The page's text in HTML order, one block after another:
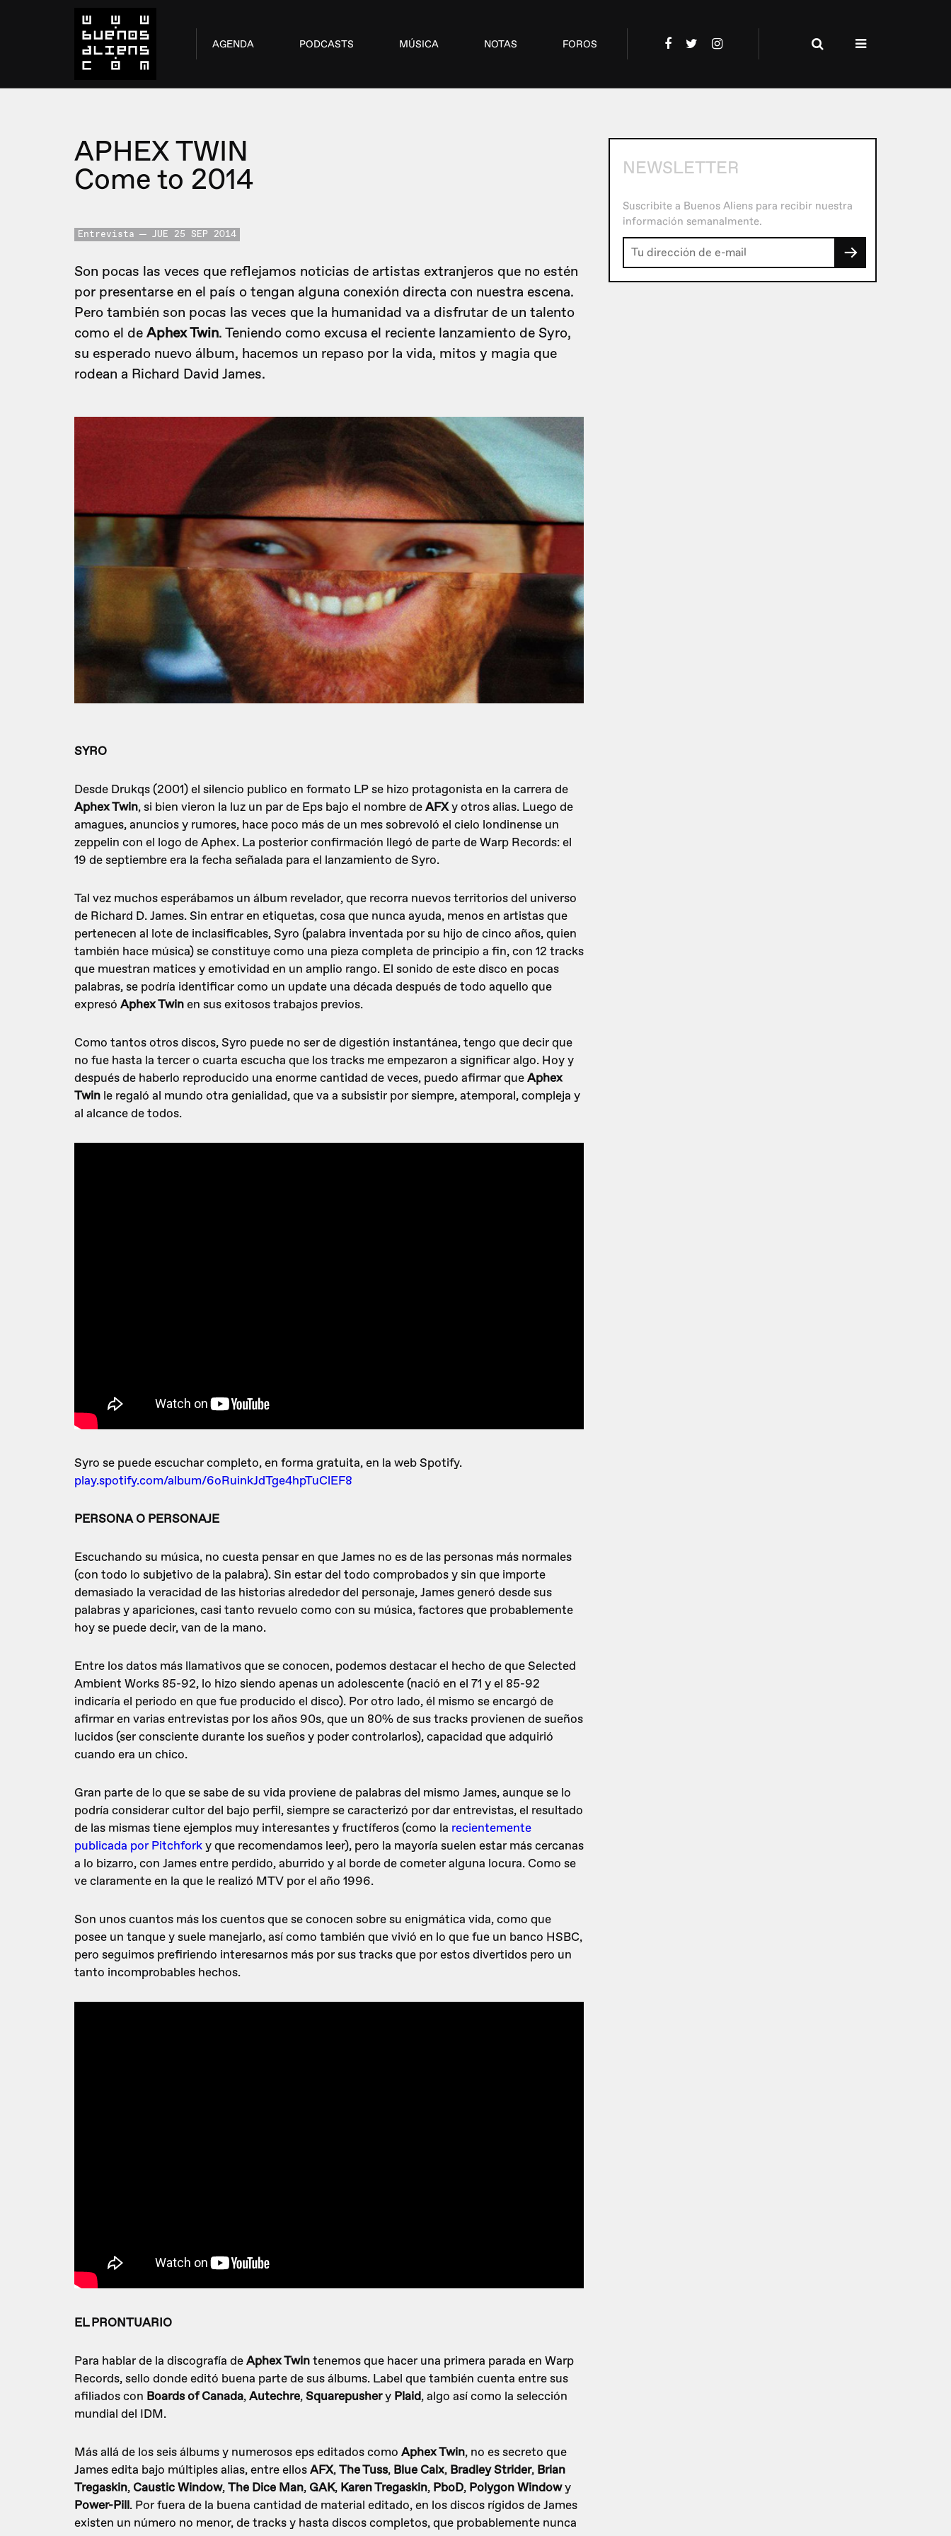
AGENDA PODCASTS MÚSICA NOTAS FOROS
APHEX TWIN
Come to 2014
Entrevista JUE 25 SEP 2014
Son pocas las veces que reflejamos noticias de artistas extranjeros que no estén
por presentarse en el país o tengan alguna conexión directa con nuestra escena.
Pero también son pocas las veces que la humanidad va a disfrutar de un talento
como el de Aphex Twin. Teniendo como excusa el reciente lanzamiento de Syro,
su esperado nuevo álbum, hacemos un repaso por la vida, mitos y magia que
rodean a Richard David James.
SYRO
Desde Drukqs (2001) el silencio publico en formato LP se hizo protagonista en la carrera de
Aphex Twin, si bien vieron la luz un par de Eps bajo el nombre deAFXy otros alias. Luego de
amagues, anuncios y rumores, hace poco más de un mes sobrevoló el cielo londinense un
zeppelin con el logo de Aphex. La posterior confirmación llegó de parte de Warp Records: el
19 de septiembre era la fecha señalada para el lanzamiento de Syro.
Tal vez muchos esperábamos un álbum revelador, que recorra nuevos territorios del universo
de Richard D. James. Sin entrar en etiquetas, cosa que nunca ayuda, menos en artistas que
pertenecen al lote de inclasificables, Syro (palabra inventada por su hijo de cinco años, quien
también hace música) se constituye como una pieza completa de principio a fin, con 12 tracks
que muestran matices y emotividad en un amplio rango. El sonido de este disco en pocas
palabras, se podría identificar como un update una década después de todo aquello que
expresó Aphex Twinen sus exitosos trabajos previos.
Como tantos otros discos, Syro puede no ser de digestión instantánea, tengo que decir que
no fue hasta la tercer o cuarta escucha que los tracks me empezaron a significar algo. Hoy y
después de haberlo reproducido una enorme cantidad de veces, puedo afirmar queAphex
Twin le regaló al mundo otra genialidad, que va a subsistir por siempre, atemporal, compleja y
al alcance de todos.
Syro se puede escuchar completo, en forma gratuita, en la web Spotify.
play.spotify.com/album/6oRuinkJdTge4hpTuClEF8
PERSONA O PERSONAJE
Escuchando su música, no cuesta pensar en que James no es de las personas más normales
(con todo lo subjetivo de la palabra). Sin estar del todo comprobados y sin que importe
demasiado la veracidad de las historias alrededor del personaje, James generó desde sus
palabras y apariciones, casi tanto revuelo como con su música, factores que probablemente
hoy se puede decir, van de la mano.
Entre los datos más llamativos que se conocen, podemos destacar el hecho de que Selected
Ambient Works 85-92, lo hizo siendo apenas un adolescente (nació en el 71 y el 85-92
indicaría el periodo en que fue producido el disco). Por otro lado, él mismo se encargó de
afirmar en varias entrevistas por los años 90s, que un 80% de sus tracks provienen de sueños
lucidos (ser consciente durante los sueños y poder controlarlos), capacidad que adquirió
cuando era un chico.
Gran parte de lo que se sabe de su vida proviene de palabras del mismo James, aunque se lo
podría considerar cultor del bajo perfil, siempre se caracterizó por dar entrevistas, el resultado
de las mismas tiene ejemplos muy interesantes y fructíferos (como la recientemente
publicada por Pitchforky que recomendamos leer), pero la mayoría suelen estar más cercanas
a lo bizarro, con James entre perdido, aburrido y al borde de cometer alguna locura. Como se
ve claramente en la que le realizó MTV por el año 1996.
Son unos cuantos más los cuentos que se conocen sobre su enigmática vida, como que
posee un tanque y suele manejarlo, así como también que vivió en lo que fue un banco HSBC,
pero seguimos prefiriendo interesarnos más por sus tracks que por estos divertidos pero un
tanto incomprobables hechos.
EL PRONTUARIO
Para hablar de la discografía deAphex Twintenemos que hacer una primera parada en Warp
Records, sello donde editó buena parte de sus álbums. Label que también cuenta entre sus
afiliados con Boards of Canada,Autechre,Squarepushery Plaid, algo así como la selección
mundial del IDM.
Más allá de los seis álbums y numerosos eps editados como Aphex Twin, no es secreto que
James edita bajo múltiples alias, entre ellosAFX,The Tuss, Blue Calx, Bradley Strider, Brian
Tregaskin,Caustic Window,The Dice Man,GAK, Karen Tregaskin, PboD, Polygon Windowy
Power-Pill. Por fuera de la buena cantidad de material editado, en los discos rígidos de James
existen un número no menor, de tracks y hasta discos completos, que probablemente nunca
NEWSLETTER
Suscribite a Buenos Aliens para recibir nuestra
información semanalmente.
→